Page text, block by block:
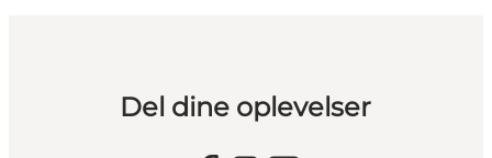
Del dine oplevelser